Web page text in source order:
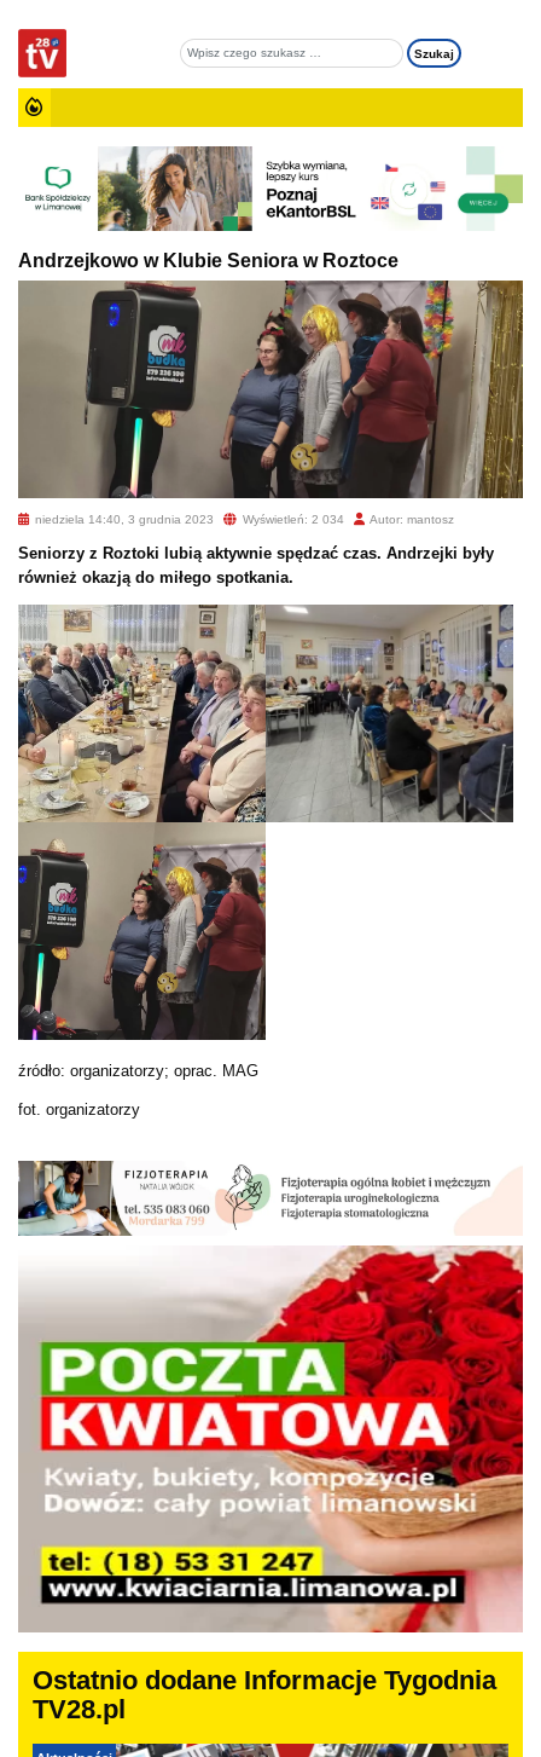
Andrzejkowo w Klubie Seniora w Roztoce
niedziela 14:40, 3 grudnia 2023 Wyświetleń: 2 034 Autor: mantosz
Seniorzy z Roztoki lubią aktywnie spędzać czas. Andrzejki były
również okazją do miłego spotkania.
źródło: organizatorzy; oprac. MAG
fot. organizatorzy
Ostatnio dodane Informacje Tygodnia
TV28.pl